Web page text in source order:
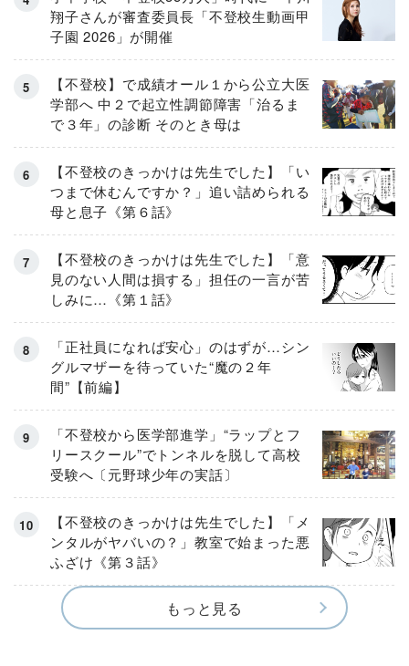
翔子さんが審査委員長「不登校生動画甲
子園 2026」が開催
【不登校】で成績オール１から公立大医
学部へ 中２で起立性調節障害「治るま
で３年」の診断 そのとき母は
【不登校のきっかけは先生でした】「い
つまで休むんですか？」追い詰められる
母と息子《第６話》
【不登校のきっかけは先生でした】「意
見のない人間は損する」担任の一言が苦
しみに…《第１話》
「正社員になれば安心」のはずが…シン
グルマザーを待っていた“魔の２年
間”【前編】
「不登校から医学部進学」“ラップとフ
リースクール”でトンネルを脱して高校
受験へ〔元野球少年の実話〕
【不登校のきっかけは先生でした】「メ
ンタルがヤバいの？」教室で始まった悪
ふざけ《第３話》
もっと見る